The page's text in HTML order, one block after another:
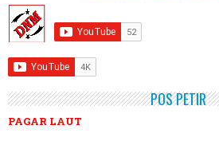
POS PETIR
PAGAR LAUT